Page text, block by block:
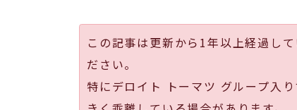
この記事は更新から1年以上経過し
ださい。
特にデロイト トーマツ グループ入